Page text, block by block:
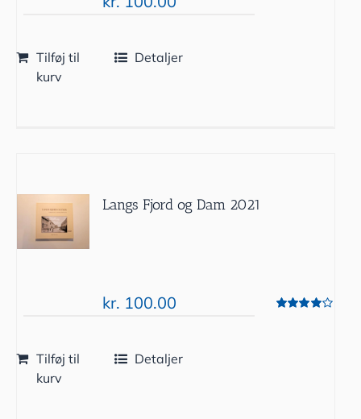
Tilføj til
kurv
Detaljer
Langs Fjord og Dam 2021
kr. 100.00
Tilføj til
kurv
Detaljer